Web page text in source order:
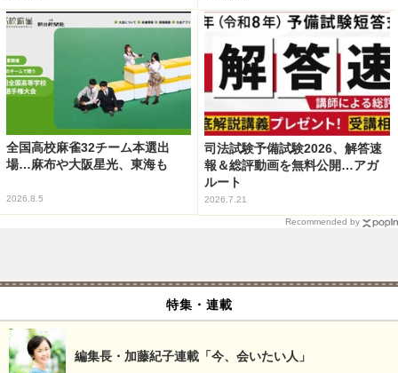
全国高校麻雀32チーム本選出
場…麻布や大阪星光、東海も
2026.8.5
司法試験予備試験2026、解答速
報＆総評動画を無料公開…アガ
ルート
2026.7.21
Recommended by
特集・連載
編集長・加藤紀子連載「今、会いたい人」